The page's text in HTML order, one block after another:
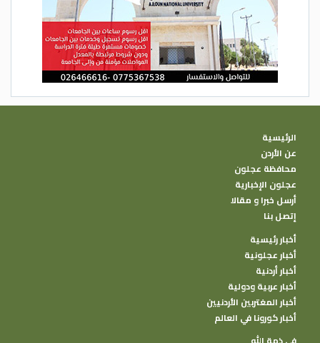
الرئيسية
عن الأردن
محافظة عجلون
عجلون الإخبارية
أرسل خبرا و مقالا
إتصل بنا
أخبار رئيسية
أخبار عجلونية
أخبار أردنية
أخبار عربية ودولية
أخبار المغتربين الأردنيين
أخبار كورونا في العالم